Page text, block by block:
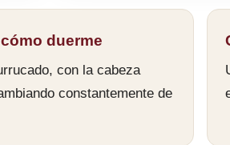
duerme
con la cabeza
constantemente de